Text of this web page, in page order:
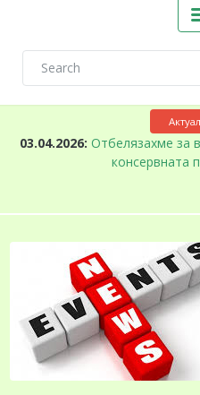
03.04.2026: Отбелязахме за
консервната